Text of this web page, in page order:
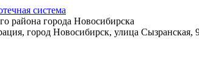
система
района города Новосибирска
город Новосибирск, улица